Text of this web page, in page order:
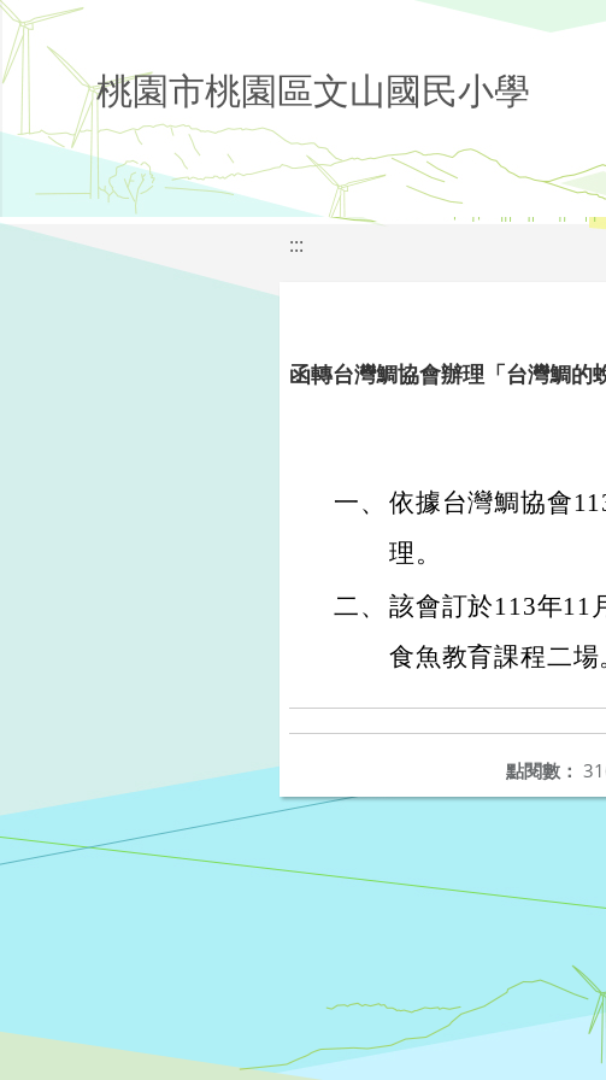
桃園市桃園區文山國民小學
:::
函轉台灣鯛協會辦理「台灣鯛的
一、 依據台灣鯛協會
理。
二、 該會訂於113年11
食魚教育課程二場
點閱數：